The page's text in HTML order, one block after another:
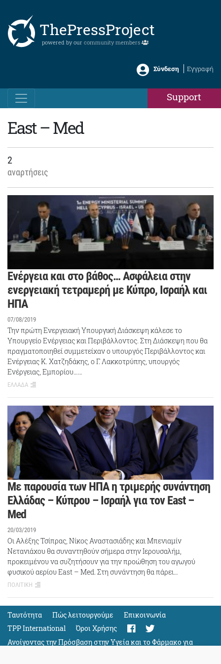
ThePressProject
powered by our community members
Σύνδεση Εγγραφή
Support
East – Med
2
αναρτήσεις
Ενέργεια και στο βάθος… Ασφάλεια στην
ενεργειακή τετραμερή με Κύπρο, Ισραήλ και
ΗΠΑ
07/08/2019
Την πρώτη Ενεργειακή Υπουργική Διάσκεψη κάλεσε το
Υπουργείο Ενέργειας και Περιβάλλοντος. Στη Διάσκεψη που θα
πραγματοποιηθεί συμμετείχαν ο υπουργός Περιβάλλοντος και
Ενέργειας Κ. Χατζηδάκης, ο Γ. Λακκοτρύπης, υπουργός
Ενέργειας, Εμπορίου……
ΕΛΛΑΔΑ
Με παρουσία των ΗΠΑ η τριμερής συνάντηση
Ελλάδας – Κύπρου – Ισραήλ για τον East –
Med
20/03/2019
Οι Αλέξης Τσίπρας, Νίκος Αναστασιάδης και Μπενιαμίν
Νετανιάχου θα συναντηθούν σήμερα στην Ιερουσαλήμ,
προκειμένου να συζητήσουν για την προώθηση του αγωγού
φυσικού αερίου East – Med. Στη συνάντηση θα πάρει…
ΠΟΛΙΤΙΚΗ
Ταυτότητα Πώς λειτουργούμε
Eπικοινωνία
TPP International
Όροι Χρήσης
Ανοίγοντας την Πρόσβαση στην Υγεία και το Φάρμακο για
Όλους